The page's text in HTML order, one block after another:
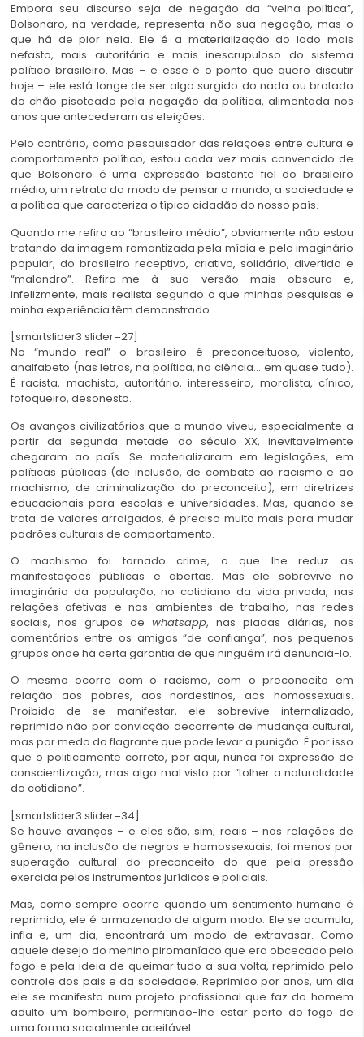
Embora seu discurso seja de negação da “velha política”,
Bolsonaro, na verdade, representa não sua negação, mas o
que há de pior nela. Ele é a materialização do lado mais
nefasto, mais autoritário e mais inescrupuloso do sistema
político brasileiro. Mas – e esse é o ponto que quero discutir
hoje – ele está longe de ser algo surgido do nada ou brotado
do chão pisoteado pela negação da política, alimentada nos
anos que antecederam as eleições.
Pelo contrário, como pesquisador das relações entre cultura e
comportamento político, estou cada vez mais convencido de
que Bolsonaro é uma expressão bastante fiel do brasileiro
médio, um retrato do modo de pensar o mundo, a sociedade e
a política que caracteriza o típico cidadão do nosso país.
Quando me refiro ao “brasileiro médio”, obviamente não estou
tratando da imagem romantizada pela mídia e pelo imaginário
popular, do brasileiro receptivo, criativo, solidário, divertido e
“malandro”. Refiro-me à sua versão mais obscura e,
infelizmente, mais realista segundo o que minhas pesquisas e
minha experiência têm demonstrado.
[smartslider3 slider=27]
No “mundo real” o brasileiro é preconceituoso, violento,
analfabeto (nas letras, na política, na ciência… em quase tudo).
É racista, machista, autoritário, interesseiro, moralista, cínico,
fofoqueiro, desonesto.
Os avanços civilizatórios que o mundo viveu, especialmente a
partir da segunda metade do século XX, inevitavelmente
chegaram ao país. Se materializaram em legislações, em
políticas públicas (de inclusão, de combate ao racismo e ao
machismo, de criminalização do preconceito), em diretrizes
educacionais para escolas e universidades. Mas, quando se
trata de valores arraigados, é preciso muito mais para mudar
padrões culturais de comportamento.
O machismo foi tornado crime, o que lhe reduz as
manifestações públicas e abertas. Mas ele sobrevive no
imaginário da população, no cotidiano da vida privada, nas
relações afetivas e nos ambientes de trabalho, nas redes
sociais, nos grupos de whatsapp, nas piadas diárias, nos
comentários entre os amigos “de confiança”, nos pequenos
grupos onde há certa garantia de que ninguém irá denunciá-lo.
O mesmo ocorre com o racismo, com o preconceito em
relação aos pobres, aos nordestinos, aos homossexuais.
Proibido de se manifestar, ele sobrevive internalizado,
reprimido não por convicção decorrente de mudança cultural,
mas por medo do flagrante que pode levar a punição. É por isso
que o politicamente correto, por aqui, nunca foi expressão de
conscientização, mas algo mal visto por “tolher a naturalidade
do cotidiano”.
[smartslider3 slider=34]
Se houve avanços – e eles são, sim, reais – nas relações de
gênero, na inclusão de negros e homossexuais, foi menos por
superação cultural do preconceito do que pela pressão
exercida pelos instrumentos jurídicos e policiais.
Mas, como sempre ocorre quando um sentimento humano é
reprimido, ele é armazenado de algum modo. Ele se acumula,
infla e, um dia, encontrará um modo de extravasar. Como
aquele desejo do menino piromaníaco que era obcecado pelo
fogo e pela ideia de queimar tudo a sua volta, reprimido pelo
controle dos pais e da sociedade. Reprimido por anos, um dia
ele se manifesta num projeto profissional que faz do homem
adulto um bombeiro, permitindo-lhe estar perto do fogo de
uma forma socialmente aceitável.